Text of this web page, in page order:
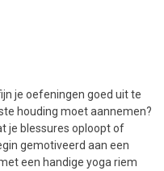
je oefeningen goed uit te
houding moet aannemen?
je blessures oploopt of
gemotiveerd aan een
een handige yoga riem